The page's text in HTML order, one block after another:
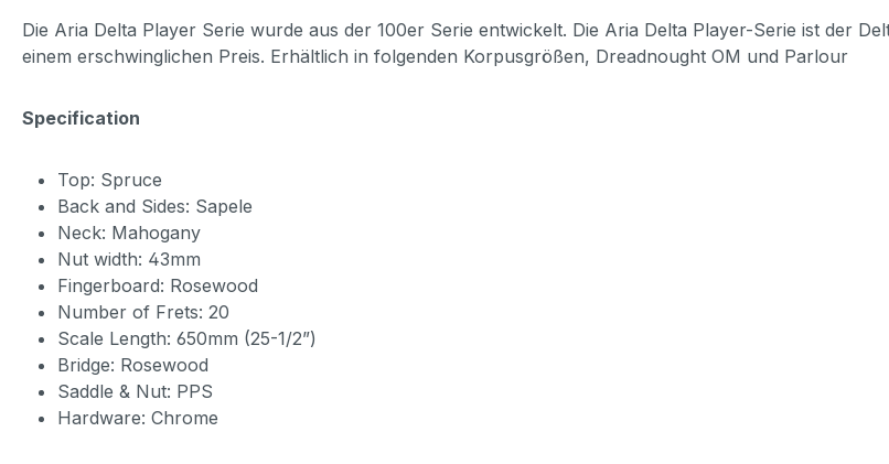
Die Aria Delta Player Serie wurde aus der 100er Serie entwickelt. Die Aria Delta Player-Serie ist der
einem erschwinglichen Preis. Erhältlich in folgenden Korpusgrößen, Dreadnought OM und Parlour
Specification
Top: Spruce
Back and Sides: Sapele
Neck: Mahogany
Nut width: 43mm
Fingerboard: Rosewood
Number of Frets: 20
Scale Length: 650mm (25-1/2”)
Bridge: Rosewood
Saddle & Nut: PPS
Hardware: Chrome